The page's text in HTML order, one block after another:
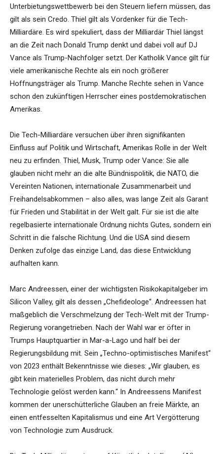
Unterbietungswettbewerb bei den Steuern liefern müssen, das
gilt als sein Credo. Thiel gilt als Vordenker für die Tech-
Milliardäre. Es wird spekuliert, dass der Milliardär Thiel längst
an die Zeit nach Donald Trump denkt und dabei voll auf DJ
Vance als Trump-Nachfolger setzt. Der Katholik Vance gilt für
viele amerikanische Rechte als ein noch größerer
Hoffnungsträger als Trump. Manche Rechte sehen in Vance
schon den zukünftigen Herrscher eines postdemokratischen
Amerikas.
Die Tech-Milliardäre versuchen über ihren signifikanten
Einfluss auf Politik und Wirtschaft, Amerikas Rolle in der Welt
neu zu erfinden. Thiel, Musk, Trump oder Vance: Sie alle
glauben nicht mehr an die alte Bündnispolitik, die NATO, die
Vereinten Nationen, internationale Zusammenarbeit und
Freihandelsabkommen – also alles, was lange Zeit als Garant
für Frieden und Stabilität in der Welt galt. Für sie ist die alte
regelbasierte internationale Ordnung nichts Gutes, sondern ein
Schritt in die falsche Richtung. Und die USA sind diesem
Denken zufolge das einzige Land, das diese Entwicklung
aufhalten kann.
Marc Andreessen, einer der wichtigsten Risikokapitalgeber im
Silicon Valley, gilt als dessen „Chefideologe“. Andreessen hat
maßgeblich die Verschmelzung der Tech-Welt mit der Trump-
Regierung vorangetrieben. Nach der Wahl war er öfter in
Trumps Hauptquartier in Mar-a-Lago und half bei der
Regierungsbildung mit. Sein „Techno-optimistisches Manifest“
von 2023 enthält Bekenntnisse wie dieses: „Wir glauben, es
gibt kein materielles Problem, das nicht durch mehr
Technologie gelöst werden kann.“ In Andreessens Manifest
kommen der unerschütterliche Glauben an freie Märkte, an
einen entfesselten Kapitalismus und eine Art Vergötterung
von Technologie zum Ausdruck.